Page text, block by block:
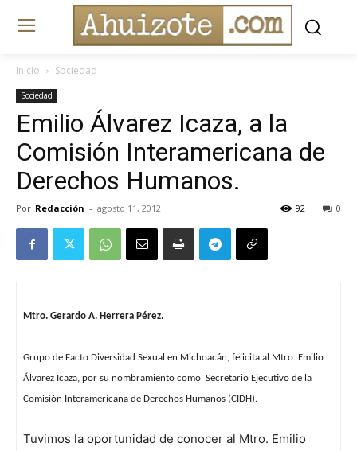
Inicio Sociedad
Sociedad
Emilio Álvarez Icaza, a la
Comisión Interamericana de
Derechos Humanos.
Por Redacción - agosto 11, 2012 0
92
Mtro. Gerardo A. Herrera Pérez.
Grupo de Facto Diversidad Sexual en Michoacán, felicita al Mtro. Emilio
Álvarez Icaza, por su nombramiento como Secretario Ejecutivo de la
Comisión Interamericana de Derechos Humanos (CIDH).
Tuvimos la oportunidad de conocer al Mtro. Emilio